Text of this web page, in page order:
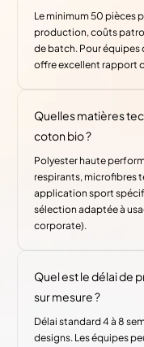
Le minimum 50 pièces
production, coûts
de batch. Pour équipes
offre excellent rapport
Quelles matières
coton bio ?
Polyester haute
respirants, microfibres
application sport
sélection adaptée à
corporate).
Quel est le délai de
sur mesure ?
Délai standard 4 à 8
designs. Les équipes